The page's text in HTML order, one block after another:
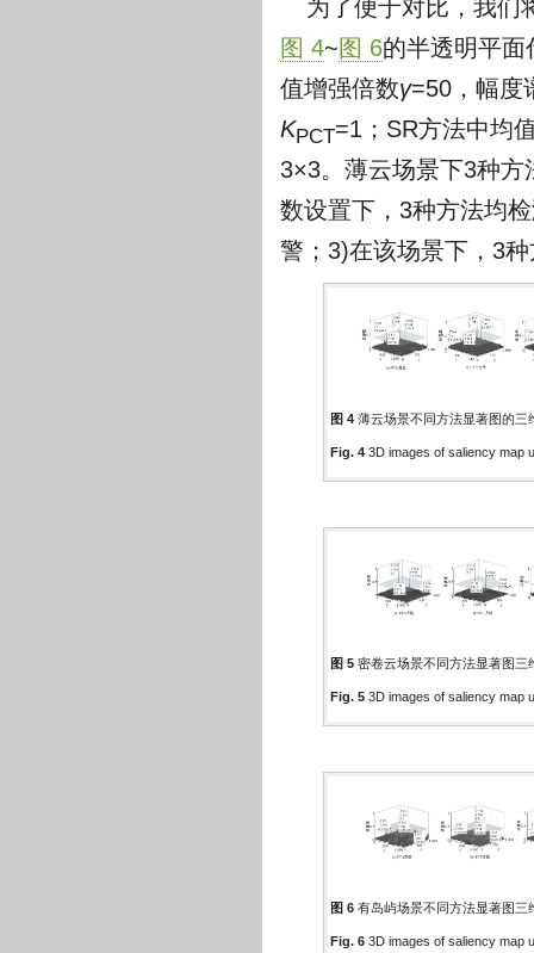
为了便于对比，我们
图 4~图 6的半透明平面
值增强倍数γ=50，幅度
KPCT=1；SR方法中均
3×3。薄云场景下3种
数设置下，3种方法均
警；3)在该场景下，3
图 4 薄云场景不同方法显著图的三
Fig. 4 3D images of saliency map
图 5 密卷云场景不同方法显著图三
Fig. 5 3D images of saliency map
图 6 有岛屿场景不同方法显著图三
Fig. 6 3D images of saliency map